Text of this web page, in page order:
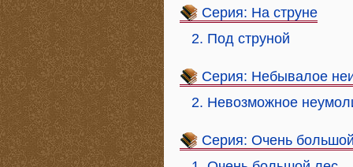
Серия: На струне
2. Под струной
Серия: Небывалое
2. Невозможное
Серия: Очень